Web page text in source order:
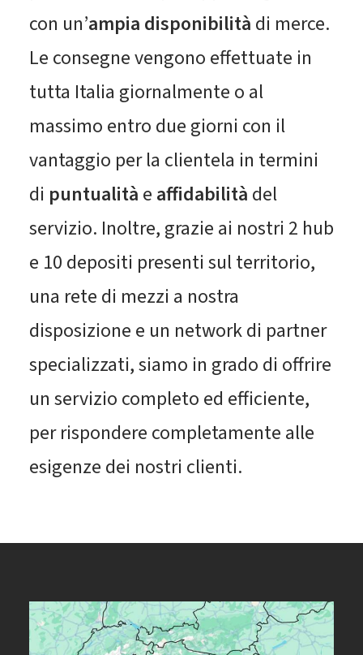
con un’ampia disponibilità di merce.
Le consegne vengono effettuate in
tutta Italia giornalmente o al
massimo entro due giorni con il
vantaggio per la clientela in termini
di puntualità e affidabilità del
servizio. Inoltre, grazie ai nostri 2 hub
e 10 depositi presenti sul territorio,
una rete di mezzi a nostra
disposizione e un network di partner
specializzati, siamo in grado di offrire
un servizio completo ed efficiente,
per rispondere completamente alle
esigenze dei nostri clienti.